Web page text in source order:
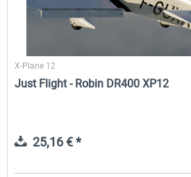
X-Plane 12
Just Flight - Robin DR400 XP12
25,16 € *